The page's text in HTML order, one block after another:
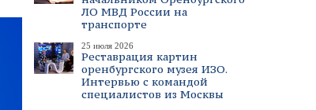
ЛО МВД России на
транспорте
25 июля 2026
Реставрация картин
оренбургского музея ИЗО.
Интервью с командой
специалистов из Москвы